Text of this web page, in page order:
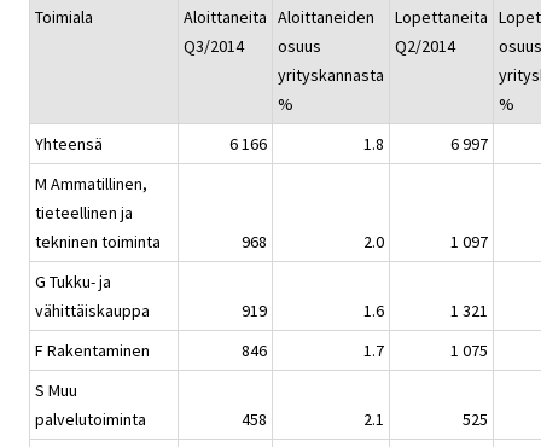
Toimiala
Aloittaneita
Q3/2014
Aloittaneiden
osuus
yrityskannasta
%
Lopettaneita
Q2/2014
osuus
%
Yhteensä
6 166 1.8
6 997
M Ammatillinen,
tieteellinen ja
tekninen toiminta
968 2.0
1 097
G Tukku- ja
vähittäiskauppa
919 1.6
1 321
F Rakentaminen
846 1.7
1 075
S Muu
palvelutoiminta
458 2.1
525